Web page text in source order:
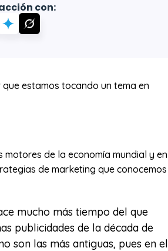
con:
estamos tocando un tema en
motores de la economía mundial y en
de marketing que conocemos
mucho más tiempo del que
publicidades de la década de
son las más antiguas, pues en el